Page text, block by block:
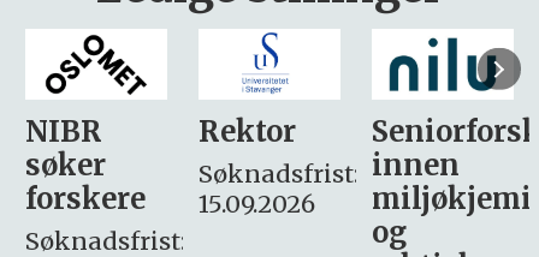
Rektor
Søknadsfrist:
15.09.2026
Seniorforsker
innen
miljøkjemi
søker
– fast